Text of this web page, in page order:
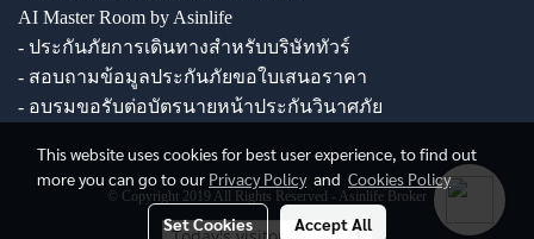
AI Master Room by Asinlife
- ประกันภัยการเดินทางสำหรับบริษัททัวร์
- สอบถามข้อมูลประกันภัยขอใบเสนอราคา
- อบรมขอรับต่อบัตรนายหน้าประกันวินาศภัย
© Copyright 2019 All Rights Reserved - Asinlife Broker
This website uses cookies for best user experience, to find out
more you can go to our Privacy Policyand Cookies Policy
Set Cookies Accept All